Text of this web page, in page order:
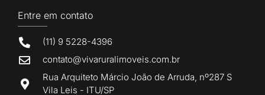
Entre em contato
(11) 9 5228-4396
contato@vivaruralimoveis.com.br
Rua Arquiteto Márcio João de Arruda, nº287 S
Vila Leis - ITU/SP